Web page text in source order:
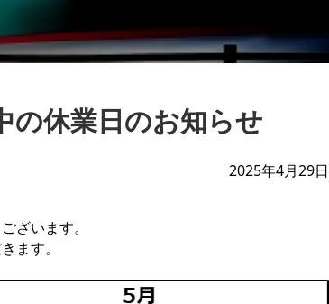
の休業日のお知らせ
2025年4月29日
ざいます。
ます。